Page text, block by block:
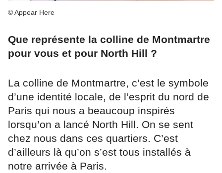
© Appear Here
Que représente la colline de Montmartre
pour vous et pour North Hill ?
La colline de Montmartre, c’est le symbole
d’une identité locale, de l’esprit du nord de
Paris qui nous a beaucoup inspirés
lorsqu’on a lancé North Hill. On se sent
chez nous dans ces quartiers. C’est
d’ailleurs là qu’on s’est tous installés à
notre arrivée à Paris.